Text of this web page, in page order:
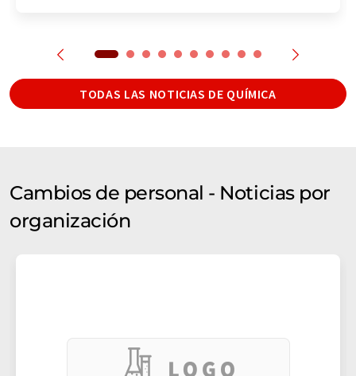
TODAS LAS NOTICIAS DE QUÍMICA
Cambios de personal - Noticias por
organización